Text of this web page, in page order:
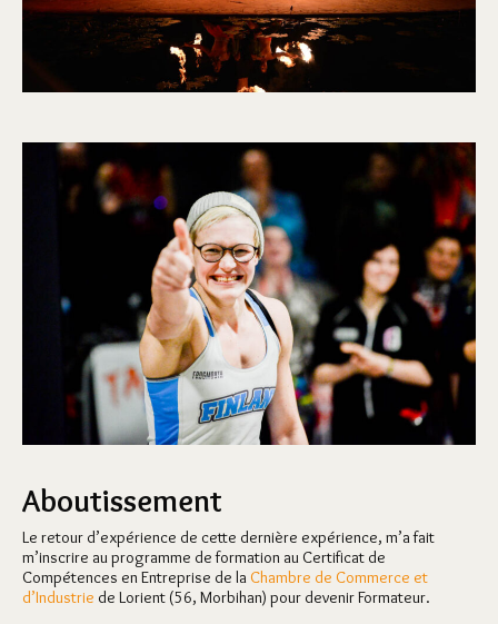
Aboutissement
Le retour d’expérience de cette dernière expérience, m’a fait
m’inscrire au programme de formation au Certificat de
Compétences en Entreprise de la Chambre de Commerce et
d’Industrie de Lorient (56, Morbihan) pour devenir Formateur.